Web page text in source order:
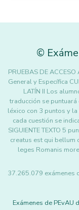
©
PRUEBAS DE
General y Específica
LATÍN II Los
traducción se
léxico con 3 puntos y
cada cuestión se
SIGUIENTE TEXTO 5
creatus est qui bellum
leges Romanis
37.265.079 exámenes
Exámenes de PEvAU